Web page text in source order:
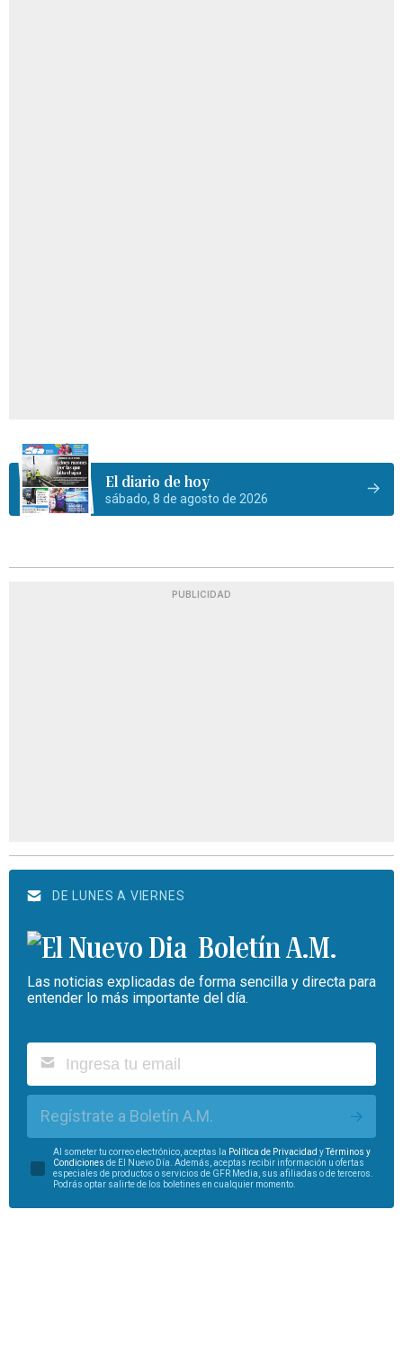
El diario de hoy
sábado, 8 de agosto de 2026
PUBLICIDAD
DE LUNES A VIERNES
Boletín A.M.
Las noticias explicadas de forma sencilla y directa para
entender lo más importante del día.
Regístrate a Boletín A.M.
Al someter tu correo electrónico, aceptas la Política de Privacidad y
Términos y
Condiciones de El Nuevo Día. Además, aceptas recibir información u ofertas
especiales de productos o servicios de GFR Media, sus afiliadas o de terceros.
Podrás optar salirte de los boletines en cualquier momento.